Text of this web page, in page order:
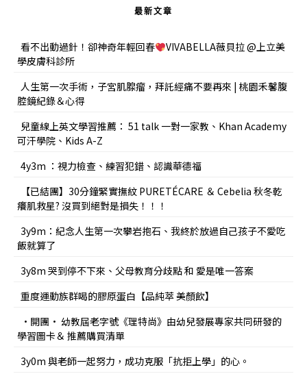
最新文章
看不出動過針！卻神奇年輕回春
VIVABELLA薇貝拉 @上立美
學皮膚科診所
人生第一次手術，子宮肌腺瘤，拜託經痛不要再來 | 桃園禾馨腹
腔鏡紀錄＆心得
兒童線上英文學習推薦： 51 talk 一對一家教、Khan Academy
可汗學院、Kids A-Z
4y3m ：視力檢查、練習犯錯、認識華德福
【已結團】30分鐘緊實撫紋 PURETÉCARE ＆ Cebelia 秋冬乾
癢肌救星? 沒買到絕對是損失！！！
3y9m：紀念人生第一次攀岩抱石、我終於放過自己孩子不愛吃
飯就算了
3y8m 哭到停不下來、父母教育分歧點 和 愛是唯一答案
重度運動族群喝的膠原蛋白【品純萃 美顏飲】
•開團• 幼教屆老字號《理特尚》由幼兒發展專家共同研發的
學習圖卡＆ 推薦購買清單
3y0m 與老師一起努力，成功克服「抗拒上學」的心。